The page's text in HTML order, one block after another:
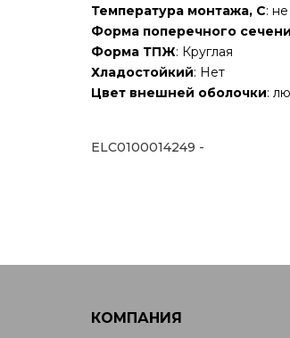
Температура монтажа, С:
Форма поперечного
Форма ТПЖ: Круглая
Хладостойкий: Нет
Цвет внешней оболочки:
ELC0100014249 -
КОМПАНИЯ